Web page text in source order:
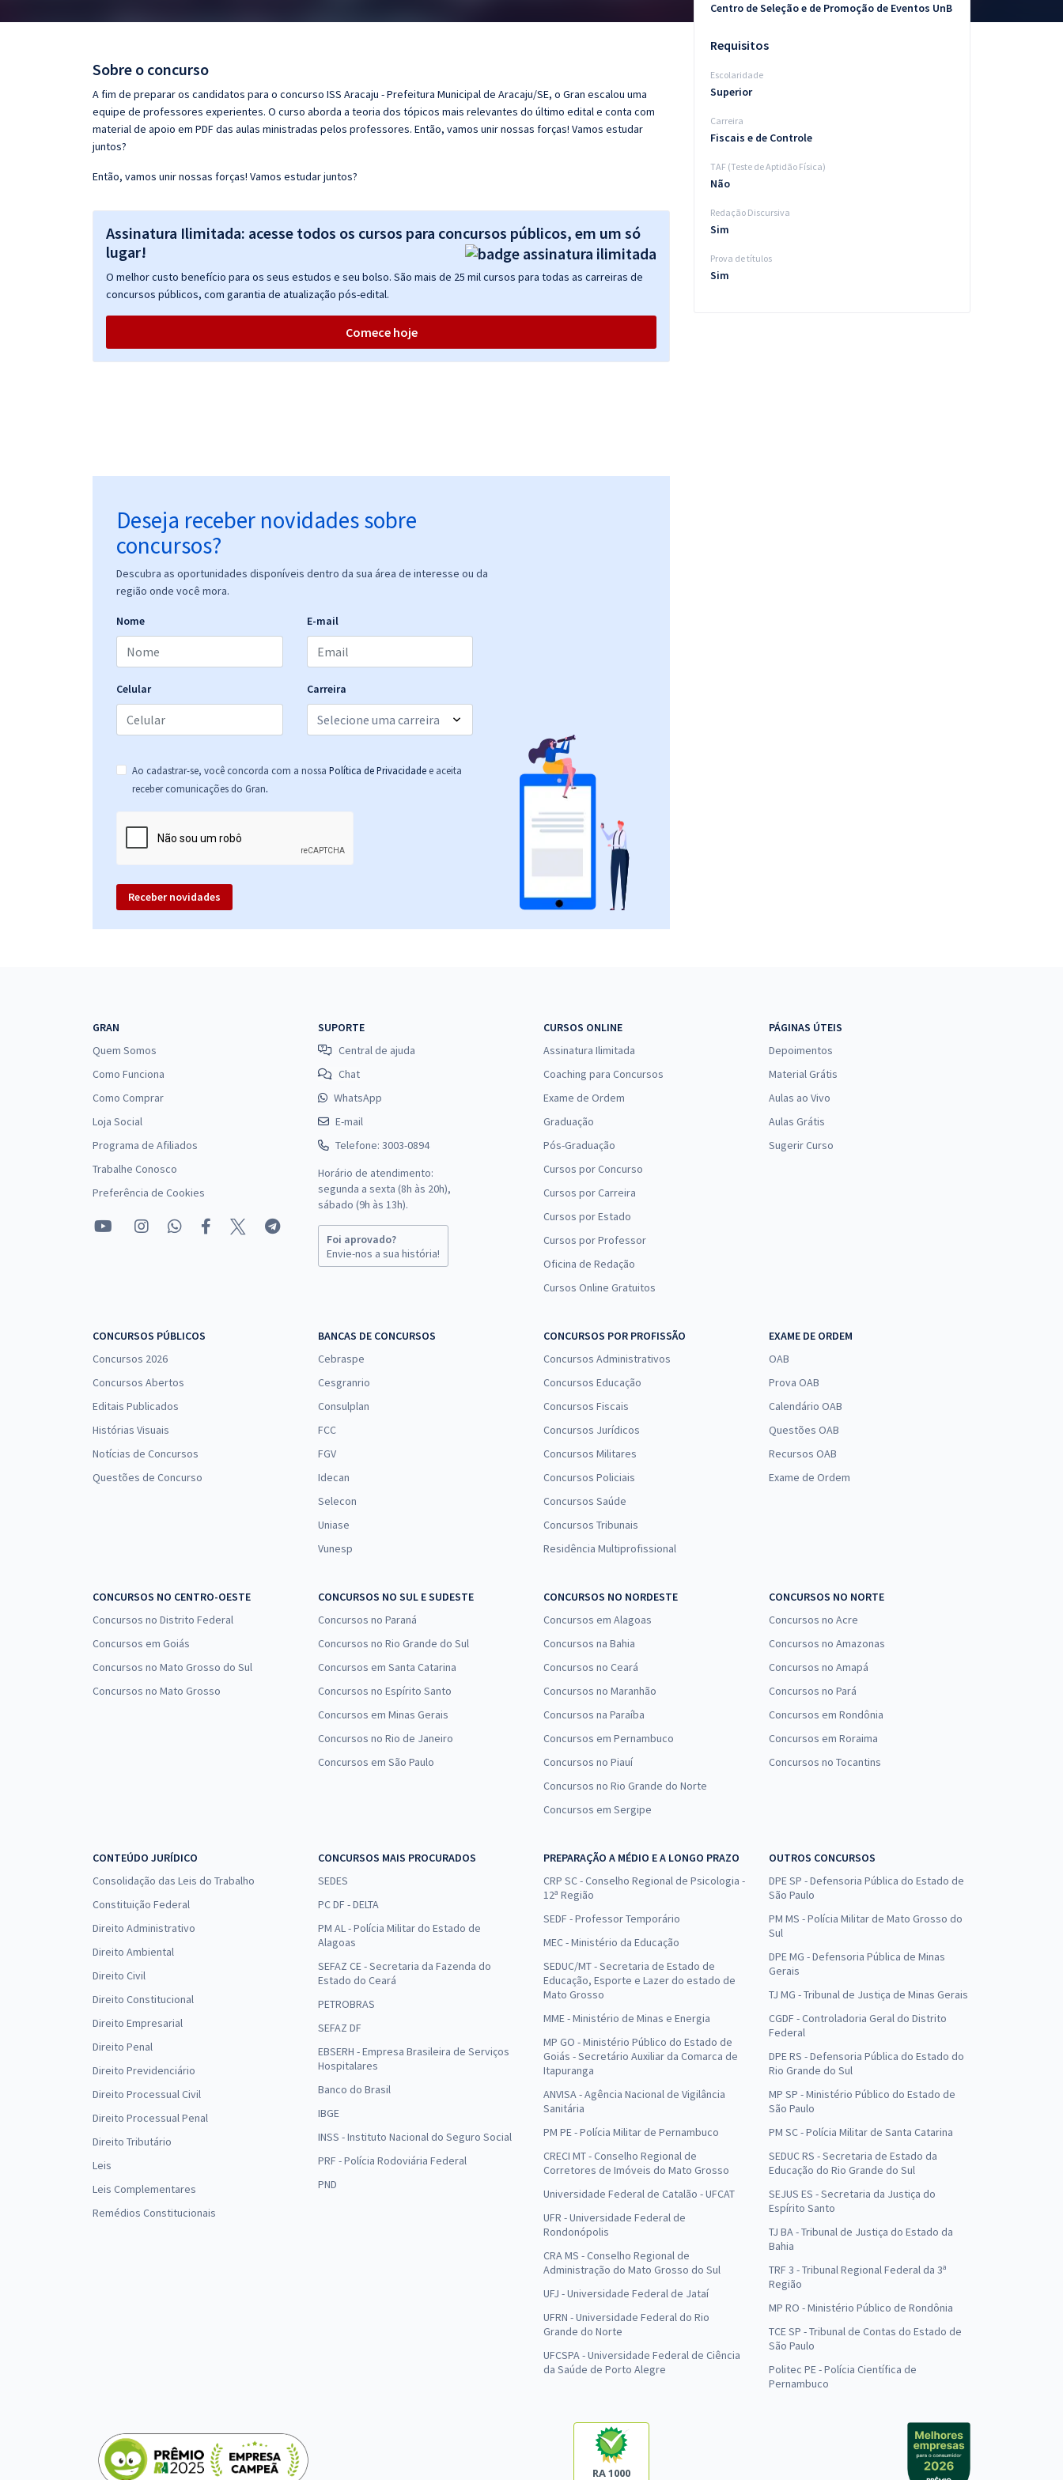
Sobre o concurso
A fim de preparar os candidatos para o concurso ISS Aracaju - Prefeitura Municipal de Aracaju/SE, o Gran escalou uma
equipe de professores experientes. O curso aborda a teoria dos tópicos mais relevantes do último edital e conta com
material de apoio em PDF das aulas ministradas pelos professores. Então, vamos unir nossas forças! Vamos estudar
juntos?
Então, vamos unir nossas forças! Vamos estudar juntos?
Assinatura Ilimitada: acesse todos os cursos para concursos públicos, em um só
lugar!
O melhor custo benefício para os seus estudos e seu bolso. São mais de 25 mil cursos para todas as carreiras de
concursos públicos, com garantia de atualização pós-edital.
Comece hoje
Deseja receber novidades sobre
concursos?
Descubra as oportunidades disponíveis dentro da sua área de interesse ou da
região onde você mora.
Nome E-mail
Celular Carreira
Ao cadastrar-se, você concorda com a nossa Política de Privacidade e aceita
receber comunicações do Gran.
Receber novidades
Centro de Seleção e de Promoção de Eventos UnB
Requisitos
Escolaridade
Superior
Carreira
Fiscais e de Controle
TAF (Teste de Aptidão Física)
Não
Redação Discursiva
Sim
Prova de títulos
Sim
GRAN
Quem Somos
Como Funciona
Como Comprar
Loja Social
Programa de Afiliados
Trabalhe Conosco
Preferência de Cookies
SUPORTE
Central de ajuda
Chat
WhatsApp
E-mail
Telefone: 3003-0894
Horário de atendimento:
segunda a sexta (8h às 20h),
sábado (9h às 13h).
Foi aprovado?
Envie-nos a sua história!
CURSOS ONLINE
Assinatura Ilimitada
Coaching para Concursos
Exame de Ordem
Graduação
Pós-Graduação
Cursos por Concurso
Cursos por Carreira
Cursos por Estado
Cursos por Professor
Oficina de Redação
Cursos Online Gratuitos
PÁGINAS ÚTEIS
Depoimentos
Material Grátis
Aulas ao Vivo
Aulas Grátis
Sugerir Curso
CONCURSOS PÚBLICOS
Concursos 2026
Concursos Abertos
Editais Publicados
Histórias Visuais
Notícias de Concursos
Questões de Concurso
BANCAS DE CONCURSOS
Cebraspe
Cesgranrio
Consulplan
FCC
FGV
Idecan
Selecon
Uniase
Vunesp
CONCURSOS POR PROFISSÃO
Concursos Administrativos
Concursos Educação
Concursos Fiscais
Concursos Jurídicos
Concursos Militares
Concursos Policiais
Concursos Saúde
Concursos Tribunais
Residência Multiprofissional
EXAME DE ORDEM
OAB
Prova OAB
Calendário OAB
Questões OAB
Recursos OAB
Exame de Ordem
CONCURSOS NO CENTRO-OESTE
Concursos no Distrito Federal
Concursos em Goiás
Concursos no Mato Grosso do Sul
Concursos no Mato Grosso
CONCURSOS NO SUL E SUDESTE
Concursos no Paraná
Concursos no Rio Grande do Sul
Concursos em Santa Catarina
Concursos no Espírito Santo
Concursos em Minas Gerais
Concursos no Rio de Janeiro
Concursos em São Paulo
CONCURSOS NO NORDESTE
Concursos em Alagoas
Concursos na Bahia
Concursos no Ceará
Concursos no Maranhão
Concursos na Paraíba
Concursos em Pernambuco
Concursos no Piauí
Concursos no Rio Grande do Norte
Concursos em Sergipe
CONCURSOS NO NORTE
Concursos no Acre
Concursos no Amazonas
Concursos no Amapá
Concursos no Pará
Concursos em Rondônia
Concursos em Roraima
Concursos no Tocantins
CONTEÚDO JURÍDICO
Consolidação das Leis do Trabalho
Constituição Federal
Direito Administrativo
Direito Ambiental
Direito Civil
Direito Constitucional
Direito Empresarial
Direito Penal
Direito Previdenciário
Direito Processual Civil
Direito Processual Penal
Direito Tributário
Leis
Leis Complementares
Remédios Constitucionais
CONCURSOS MAIS PROCURADOS
SEDES
PC DF - DELTA
PM AL - Polícia Militar do Estado de
Alagoas
SEFAZ CE - Secretaria da Fazenda do
Estado do Ceará
PETROBRAS
SEFAZ DF
EBSERH - Empresa Brasileira de Serviços
Hospitalares
Banco do Brasil
IBGE
INSS - Instituto Nacional do Seguro Social
PRF - Polícia Rodoviária Federal
PND
PREPARAÇÃO A MÉDIO E A LONGO PRAZO
CRP SC - Conselho Regional de Psicologia -
12ª Região
SEDF - Professor Temporário
MEC - Ministério da Educação
SEDUC/MT - Secretaria de Estado de
Educação, Esporte e Lazer do estado de
Mato Grosso
MME - Ministério de Minas e Energia
MP GO - Ministério Público do Estado de
Goiás - Secretário Auxiliar da Comarca de
Itapuranga
ANVISA - Agência Nacional de Vigilância
Sanitária
PM PE - Polícia Militar de Pernambuco
CRECI MT - Conselho Regional de
Corretores de Imóveis do Mato Grosso
Universidade Federal de Catalão - UFCAT
UFR - Universidade Federal de
Rondonópolis
CRA MS - Conselho Regional de
Administração do Mato Grosso do Sul
UFJ - Universidade Federal de Jataí
UFRN - Universidade Federal do Rio
Grande do Norte
UFCSPA - Universidade Federal de Ciência
da Saúde de Porto Alegre
OUTROS CONCURSOS
DPE SP - Defensoria Pública do Estado de
São Paulo
PM MS - Polícia Militar de Mato Grosso do
Sul
DPE MG - Defensoria Pública de Minas
Gerais
TJ MG - Tribunal de Justiça de Minas Gerais
CGDF - Controladoria Geral do Distrito
Federal
DPE RS - Defensoria Pública do Estado do
Rio Grande do Sul
MP SP - Ministério Público do Estado de
São Paulo
PM SC - Polícia Militar de Santa Catarina
SEDUC RS - Secretaria de Estado da
Educação do Rio Grande do Sul
SEJUS ES - Secretaria da Justiça do
Espírito Santo
TJ BA - Tribunal de Justiça do Estado da
Bahia
TRF 3 - Tribunal Regional Federal da 3ª
Região
MP RO - Ministério Público de Rondônia
TCE SP - Tribunal de Contas do Estado de
São Paulo
Politec PE - Polícia Científica de
Pernambuco
RA 1000